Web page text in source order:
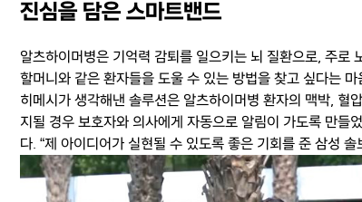
진심을 담은 스마트밴드
알츠하이머병은 기억력 감퇴를 일으키는 뇌 질환으로, 주로
할머니와 같은 환자들을 도울 수 있는 방법을 찾고 싶다는 마
히메시가 생각해낸 솔루션은 알츠하이머병 환자의 맥박, 혈
지될 경우 보호자와 의사에게 자동으로 알림이 가도록 만들
다. “제 아이디어가 실현될 수 있도록 좋은 기회를 준 삼성